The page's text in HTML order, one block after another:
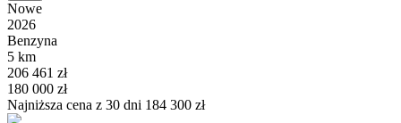
Nowe
2026
Benzyna
5 km
206 461 zł
180 000 zł
Najniższa cena z 30 dni 184 300 zł